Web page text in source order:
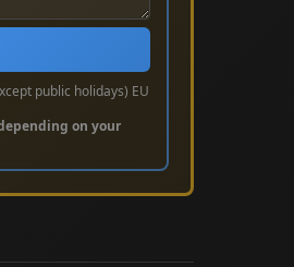
public holidays) EU
on your